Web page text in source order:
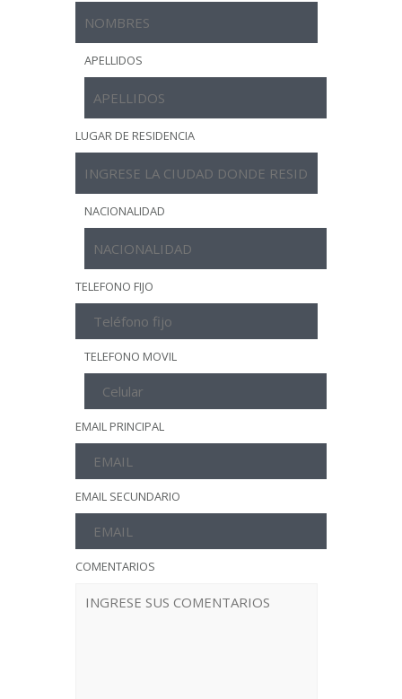
APELLIDOS
LUGAR DE RESIDENCIA
NACIONALIDAD
TELEFONO FIJO
TELEFONO MOVIL
EMAIL PRINCIPAL
EMAIL SECUNDARIO
COMENTARIOS